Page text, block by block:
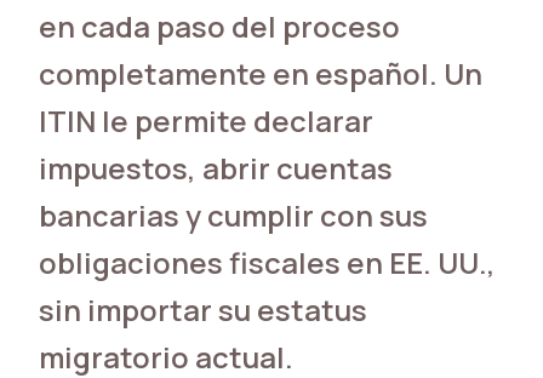
en cada paso del proceso
completamente en español. Un
ITIN le permite declarar
impuestos, abrir cuentas
bancarias y cumplir con sus
obligaciones fiscales en EE. UU.,
sin importar su estatus
migratorio actual.